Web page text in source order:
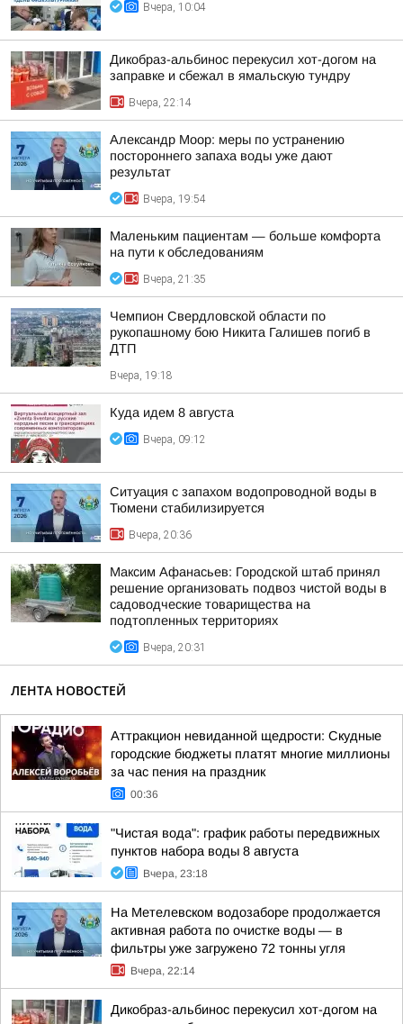
Вчера, 10:04
Дикобраз-альбинос перекусил хот-догом на
заправке и сбежал в ямальскую тундру
Вчера, 22:14
Александр Моор: меры по устранению
постороннего запаха воды уже дают
результат
Вчера, 19:54
Маленьким пациентам — больше комфорта
на пути к обследованиям
Вчера, 21:35
Чемпион Свердловской области по
рукопашному бою Никита Галишев погиб в
ДТП
Вчера, 19:18
Куда идем 8 августа
Вчера, 09:12
Ситуация с запахом водопроводной воды в
Тюмени стабилизируется
Вчера, 20:36
Максим Афанасьев: Городской штаб принял
решение организовать подвоз чистой воды в
садоводческие товарищества на
подтопленных территориях
Вчера, 20:31
ЛЕНТА НОВОСТЕЙ
Аттракцион невиданной щедрости: Скудные
городские бюджеты платят многие миллионы
за час пения на праздник
00:36
"Чистая вода": график работы передвижных
пунктов набора воды 8 августа
Вчера, 23:18
На Метелевском водозаборе продолжается
активная работа по очистке воды — в
фильтры уже загружено 72 тонны угля
Вчера, 22:14
Дикобраз-альбинос перекусил хот-догом на